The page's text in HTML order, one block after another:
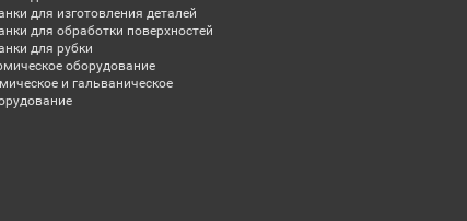
для изготовления деталей
для обработки поверхностей
для рубки
оборудование
и гальваническое